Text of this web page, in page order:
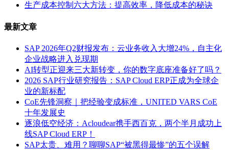
生产成本控制六大方法：提高效率，降低成本的秘诀
最新文章
SAP 2026年Q2财报发布：云业务收入大增24%，自主化
企业战略进入兑现期
AI转型正迎来三大新转变，你的数字底座准备好了吗？
2026 SAP行业研究报告：SAP Cloud ERP正成为全球企
业的新标配
CoE先锋洞察｜把经验变成标准，UNITED VARS CoE
十年发展史
逐浪低空经济：Acloudear携手西百克，两个半月成功上
线SAP Cloud ERP！
SAP太贵、难用？聊聊SAP“被黑得最惨”的五个误解